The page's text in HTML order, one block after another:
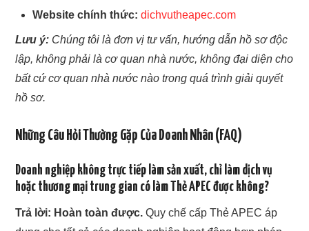
Website chính thức: dichvutheapec.com
Lưu ý: Chúng tôi là đơn vị tư vấn, hướng dẫn hồ sơ độc
lập, không phải là cơ quan nhà nước, không đại diện cho
bất cứ cơ quan nhà nước nào trong quá trình giải quyết
hồ sơ.
Những Câu Hỏi Thường Gặp Của Doanh Nhân (FAQ)
Doanh nghiệp không trực tiếp làm sản xuất, chỉ làm dịch vụ
hoặc thương mại trung gian có làm Thẻ APEC được không?
Trả lời: Hoàn toàn được. Quy chế cấp Thẻ APEC áp